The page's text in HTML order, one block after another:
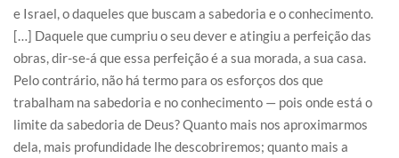
e Israel, o daqueles que buscam a sabedoria e o conhecimento.
[…] Daquele que cumpriu o seu dever e atingiu a perfeição das
obras, dir-se-á que essa perfeição é a sua morada, a sua casa.
Pelo contrário, não há termo para os esforços dos que
trabalham na sabedoria e no conhecimento — pois onde está o
limite da sabedoria de Deus? Quanto mais nos aproximarmos
dela, mais profundidade lhe descobriremos; quanto mais a